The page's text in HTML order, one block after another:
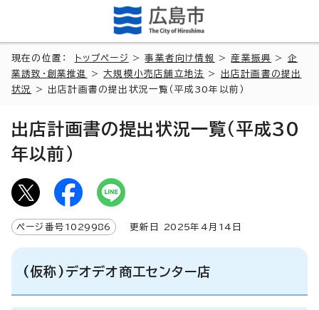
現在の位置： トップページ >事業者向け情報 > 産業振興 > 企
業誘致・創業推進
>大規模小売店舗立地法 > 出店計画書の提出
状況
> 出店計画書の提出状況一覧（平成30年以前）
出店計画書の提出状況一覧（平成30
年以前）
ページ番号 1029986 更新日 2025年4月 14 日
(仮称)デオデオ商工センター店